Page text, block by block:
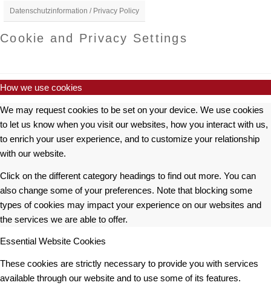
Datenschutzinformation / Privacy Policy
Cookie and Privacy Settings
How we use cookies
We may request cookies to be set on your device. We use cookies
to let us know when you visit our websites, how you interact with us,
to enrich your user experience, and to customize your relationship
with our website.
Click on the different category headings to find out more. You can
also change some of your preferences. Note that blocking some
types of cookies may impact your experience on our websites and
the services we are able to offer.
Essential Website Cookies
These cookies are strictly necessary to provide you with services
available through our website and to use some of its features.